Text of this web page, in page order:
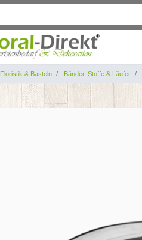
Floristik & Basteln Bänder, Stoffe & Läufer